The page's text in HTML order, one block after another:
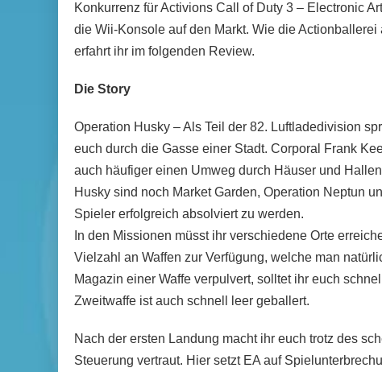
Konkurrenz für Activions Call of Duty 3 – Electronic
die Wii-Konsole auf den Markt. Wie die
erfahrt ihr im folgenden Review.
Die Story
Operation Husky – Als Teil der 82. Luftladedivision
euch durch die Gasse einer Stadt. Corporal Frank
auch häufiger einen Umweg durch Häuser und
Husky sind noch Market Garden, Operation Neptun
Spieler erfolgreich absolviert zu werden.
In den Missionen müsst ihr verschiedene Orte
Vielzahl an Waffen zur Verfügung, welche man
Magazin einer Waffe verpulvert, solltet ihr euch
Zweitwaffe ist auch schnell leer geballert.
Nach der ersten Landung macht ihr euch trotz des
Steuerung vertraut. Hier setzt EA auf